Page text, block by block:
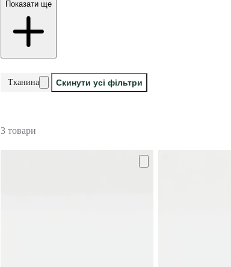
Показати ще
Тканина Скинути усі фільтри
3 товари